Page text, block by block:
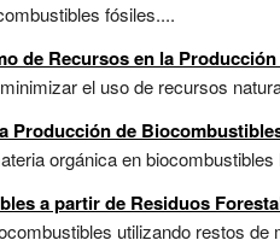
fósiles....
de Recursos en la
el uso de recursos
Producción de
orgánica en
a partir de Residuos
utilizando restos